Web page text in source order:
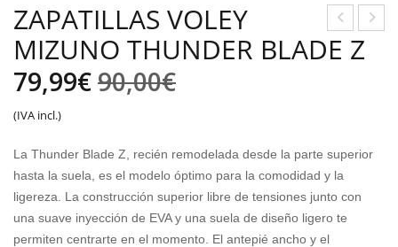
APA
O
VO
LEY
APA
NIÑ
ZAPATILLAS VOLEY
MIZUNO THUNDER BLADE Z
90,00€El
original
era:
90,00€.
79,99€
El
actual
es:
79,99€.
(IVA incl.)
La Thunder Blade Z, recién remodelada desde la parte superior
hasta la suela, es el modelo óptimo para la comodidad y la
ligereza. La construcción superior libre de tensiones junto con
una suave inyección de EVA y una suela de diseño ligero te
permiten centrarte en el momento. El antepié ancho y el